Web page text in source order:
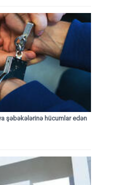
şəbəkələrinə hücumlar edən